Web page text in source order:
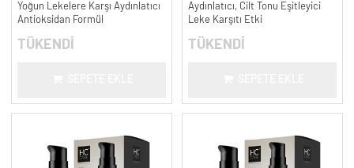
ml.
Yoğun Lekelere Karşı Aydınlatıcı
Antioksidan Formül
TÜKENDİ
ml.
Aydınlatıcı, Cilt Tonu Eşitleyici
Leke Karşıtı Etki
TÜKENDİ